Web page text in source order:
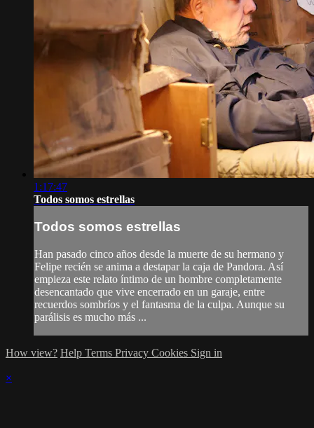
1:17:47
Todos somos estrellas
Todos somos estrellas
Han pasado cinco años desde la muerte de su hermano y
Felipe recién se anima a destapar la caja de Pandora. Así
empieza este relato íntimo de un hombre completamente
desencantado que vive encerrado en un garaje, entre
recuerdos sombríos y el fantasma de la culpa. Aunque su
parálisis es mucho más ...
How view? Help Terms Privacy Cookies Sign in
×